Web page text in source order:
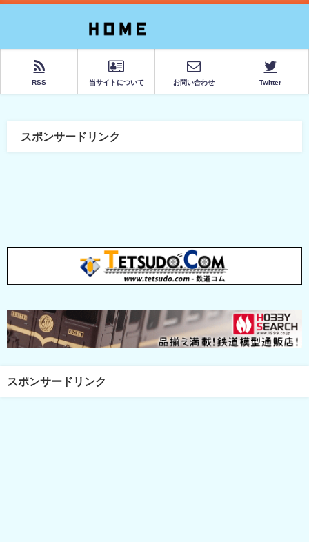
RSS 当サイトについて お問い合わせ Twitter
スポンサードリンク
スポンサードリンク